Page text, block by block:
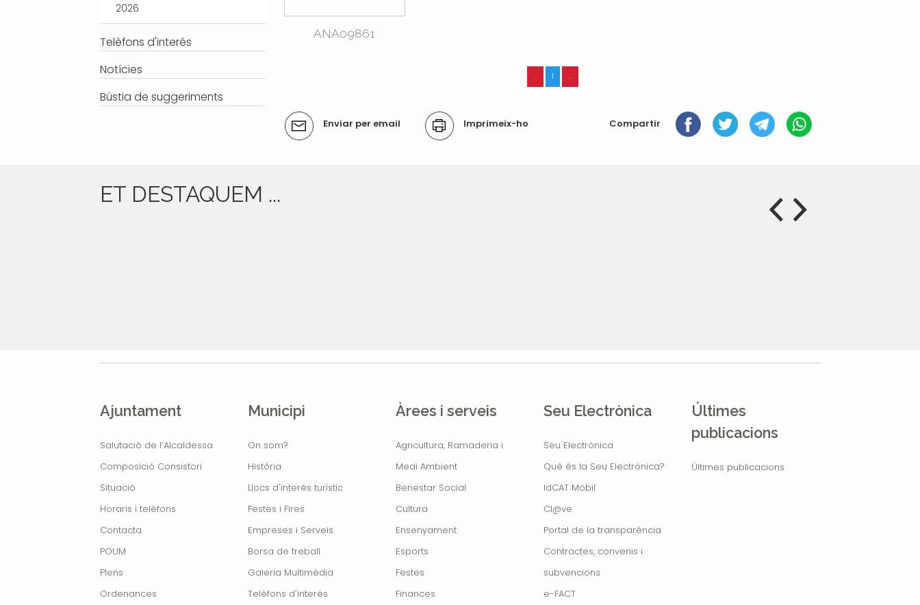
2026
Telèfons d'interés
Notícies
Bústia de suggeriments
ANA09861
... 1 ...
Accions
del
Enviar per email Imprimeix-ho Compartir
ET DESTAQUEM ...
Ajuntament
Salutació de l’Alcaldessa
Composició Consistori
Situació
Horaris i telèfons
Contacta
POUM
Plens
Ordenances
Municipi
On som?
Història
Llocs d'interés turístic
Festes i Fires
Empreses i Serveis
Borsa de treball
Galeria Multimèdia
Telèfons d'interés
Àrees i serveis
Agricultura, Ramaderia i
Medi Ambient
Benestar Social
Cultura
Ensenyament
Esports
Festes
Finances
Seu Electrònica
Seu Electrònica
Què és la Seu Electrònica?
IdCAT Mòbil
Cl@ve
Portal de la transparència
Contractes, convenis i
subvencions
e-FACT
Últimes
publicacions
Últimes publicacions